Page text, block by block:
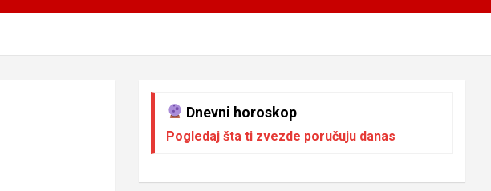
Dnevni horoskop
Pogledaj šta ti zvezde poručuju danas